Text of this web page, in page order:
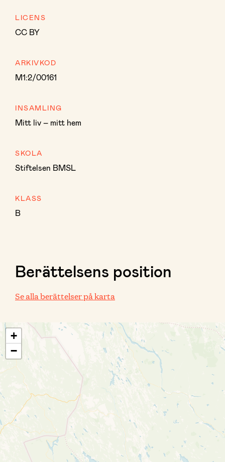
LICENS
CC BY
ARKIVKOD
M1:2/00161
INSAMLING
Mitt liv – mitt hem
SKOLA
Stiftelsen BMSL
KLASS
B
Berättelsens position
Se alla berättelser på karta
+
−